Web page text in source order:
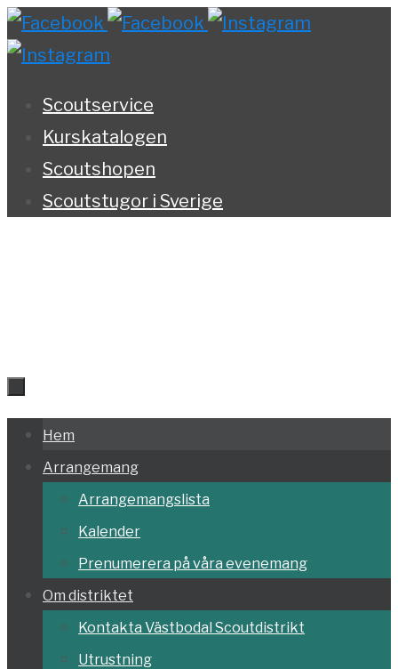
Hoppa
till
Scoutservice
Kurskatalogen
Scoutshopen
Scoutstugor i Sverige
Hoppa
till
innehållet
Hem
Arrangemang
Arrangemangslista
Kalender
Prenumerera på våra evenemang
Om distriktet
Kontakta Västbodal Scoutdistrikt
Utrustning